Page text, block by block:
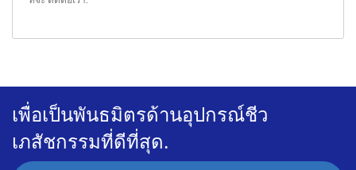
เพื่อเป็นพันธมิตรด้านอุปกรณ์ชีว
เภสัชกรรมที่ดีที่สุด.